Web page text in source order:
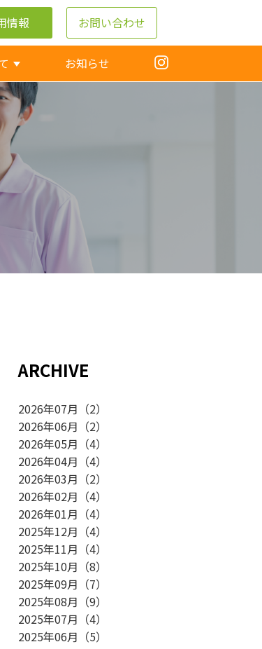
情報 お問い合わせ
お知らせ
ARCHIVE
2026年07月 （2）
2026年06月 （2）
2026年05月 （4）
2026年04月 （4）
2026年03月 （2）
2026年02月 （4）
2026年01月 （4）
2025年12月 （4）
2025年11月 （4）
2025年10月 （8）
2025年09月 （7）
2025年08月 （9）
2025年07月 （4）
2025年06月 （5）